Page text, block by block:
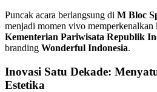
Puncak acara berlangsung di M Bloc
menjadi momen vivo memperkenalkan
Kementerian Pariwisata Republik
branding Wonderful Indonesia.
Inovasi Satu Dekade:
Estetika